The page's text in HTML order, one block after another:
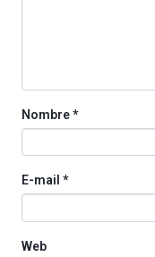
Nombre*
E-mail *
Web